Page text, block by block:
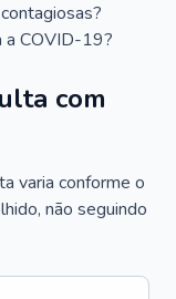
a COVID-19?
com
varia conforme o
não seguindo